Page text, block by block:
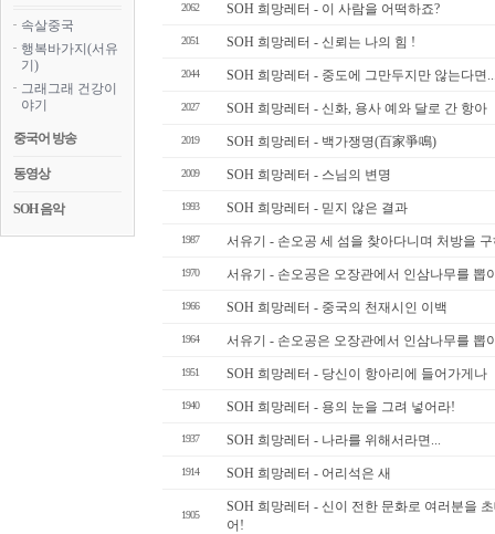
속살중국
행복바가지(서유
기)
그래그래 건강이
야기
중국어 방송
동영상
SOH 음악
2062 SOH 희망레터 - 이 사람을 어떡하죠?
2051 SOH 희망레터 - 신뢰는 나의 힘 !
2044 SOH 희망레터 - 중도에 그만두지만 않는다면
2027 SOH 희망레터 - 신화, 용사 예와 달로 간 항아
2019 SOH 희망레터 - 백가쟁명(百家爭鳴)
2009 SOH 희망레터 - 스님의 변명
1993 SOH 희망레터 - 믿지 않은 결과
1987 서유기 - 손오공 세 섬을 찾아다니며 처방을
1970 서유기 - 손오공은 오장관에서 인삼나무를 뽑
1966 SOH 희망레터 - 중국의 천재시인 이백
1964 서유기 - 손오공은 오장관에서 인삼나무를 뽑
1951 SOH 희망레터 - 당신이 항아리에 들어가게나
1940 SOH 희망레터 - 용의 눈을 그려 넣어라!
1937 SOH 희망레터 - 나라를 위해서라면...
1914 SOH 희망레터 - 어리석은 새
1905
SOH 희망레터 - 신이 전한 문화로 여러분을
어!